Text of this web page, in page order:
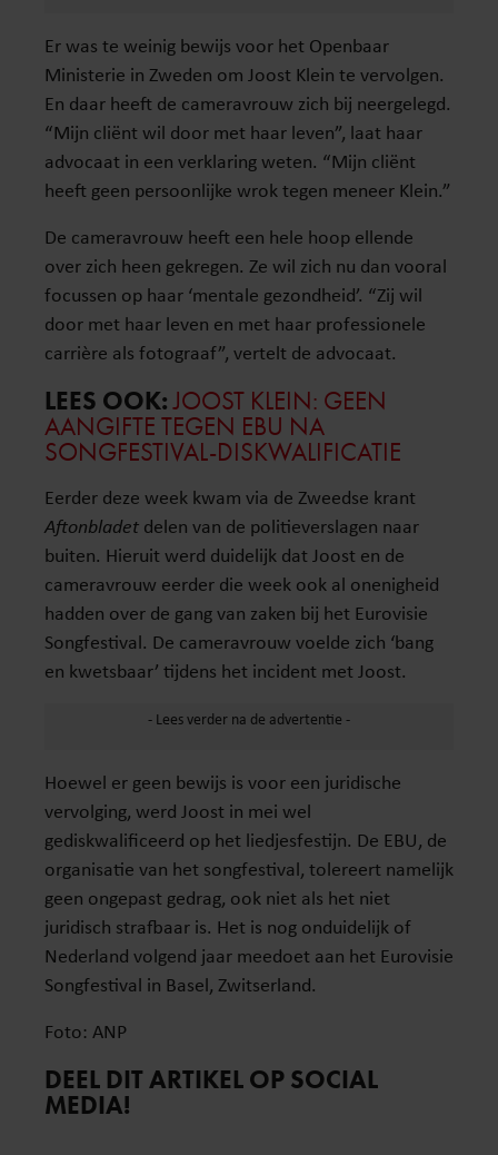
Er was te weinig bewijs voor het Openbaar
Ministerie in Zweden om Joost Klein te vervolgen.
En daar heeft de cameravrouw zich bij neergelegd.
“Mijn cliënt wil door met haar leven”, laat haar
advocaat in een verklaring weten. “Mijn cliënt
heeft geen persoonlijke wrok tegen meneer Klein.”
De cameravrouw heeft een hele hoop ellende
over zich heen gekregen. Ze wil zich nu dan vooral
focussen op haar ‘mentale gezondheid’. “Zij wil
door met haar leven en met haar professionele
carrière als fotograaf”, vertelt de advocaat.
LEES OOK:JOOST KLEIN: GEEN
AANGIFTE TEGEN EBU NA
SONGFESTIVAL-DISKWALIFICATIE
Eerder deze week kwam via de Zweedse krant
Aftonbladet delen van de politieverslagen naar
buiten. Hieruit werd duidelijk dat Joost en de
cameravrouw eerder die week ook al onenigheid
hadden over de gang van zaken bij het Eurovisie
Songfestival. De cameravrouw voelde zich ‘bang
en kwetsbaar’ tijdens het incident met Joost.
Hoewel er geen bewijs is voor een juridische
vervolging, werd Joost in mei wel
gediskwalificeerd op het liedjesfestijn. De EBU, de
organisatie van het songfestival, tolereert namelijk
geen ongepast gedrag, ook niet als het niet
juridisch strafbaar is. Het is nog onduidelijk of
Nederland volgend jaar meedoet aan het Eurovisie
Songfestival in Basel, Zwitserland.
Foto: ANP
DEEL DIT ARTIKEL OP SOCIAL
MEDIA!